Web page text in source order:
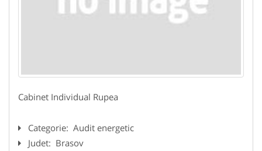
Cabinet Individual Rupea
Categorie: Audit energetic
Judet: Brasov